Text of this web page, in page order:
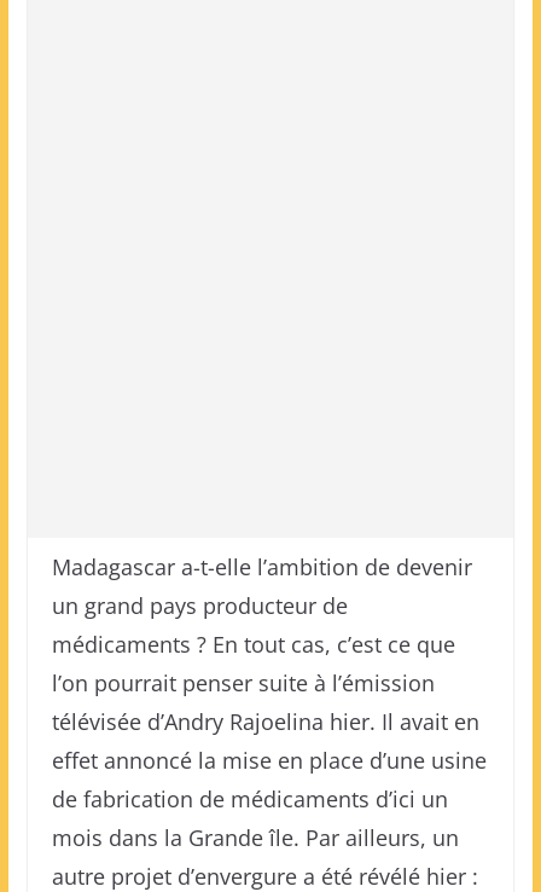
Madagascar a-t-elle l’ambition de devenir
un grand pays producteur de
médicaments ? En tout cas, c’est ce que
l’on pourrait penser suite à l’émission
télévisée d’Andry Rajoelina hier. Il avait en
effet annoncé la mise en place d’une usine
de fabrication de médicaments d’ici un
mois dans la Grande île. Par ailleurs, un
autre projet d’envergure a été révélé hier :